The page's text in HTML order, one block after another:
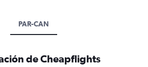
PAR-CAN
de Cheapflights